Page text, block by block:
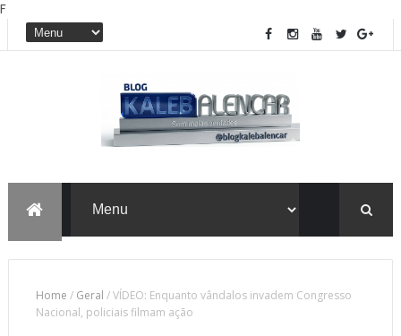
F
Home / Geral /VÍDEO: Enquanto vândalos invadem Congresso
Nacional, policiais filmam ação